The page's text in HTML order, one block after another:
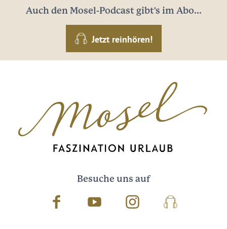
Auch den Mosel-Podcast gibt's im Abo...
Jetzt reinhören!
Besuche uns auf
Facebook Youtube InstagramPodcast